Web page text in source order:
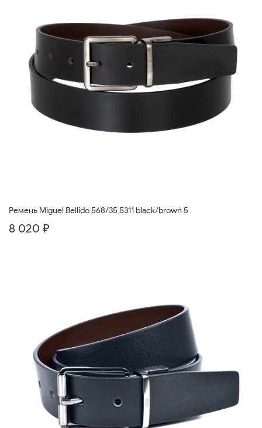
Ремень Miguel Bellido 568/35 5311 black/brown 5
8 020 ₽